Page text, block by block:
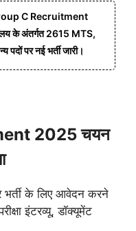
C Recruitment
के अंतर्गत 2615 MTS,
पर नई भर्ती जारी।
2025 चयन
भर्ती के लिए आवेदन करने
इंटरव्यू, डॉक्यूमेंट